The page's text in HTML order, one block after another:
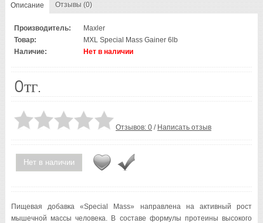
Описание Отзывы (0)
Производитель:
Maxler
Товар:
MXL Special Mass Gainer 6lb
Наличие:
Нет в наличии
0тг.
Отзывов: 0 / Написать отзыв
Нет в наличии
Пищевая добавка «Special Mass» направлена на активный рост
мышечной массы человека. В составе формулы протеины высокого